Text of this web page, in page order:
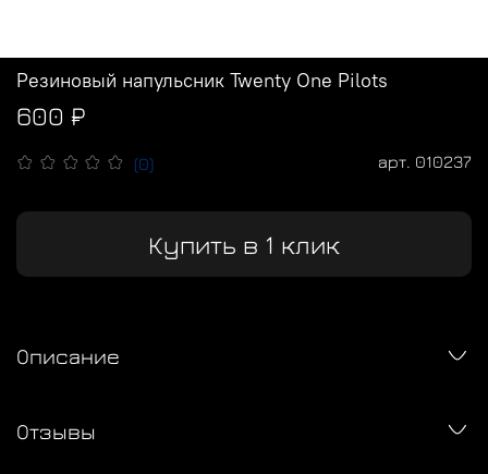
(0) арт. 010237
Резиновый напульсник Twenty One Pilots
600 ₽
Купить в 1 клик
Описание
Отзывы